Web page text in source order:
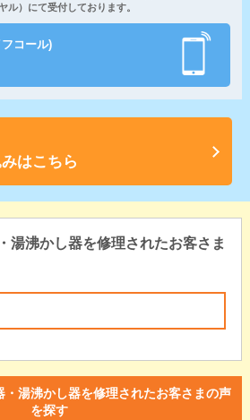
ル）にて受付しております。
コール)
はこちら
湯沸かし器を修理されたお客さま
・湯沸かし器を修理されたお客さまの声
を探す